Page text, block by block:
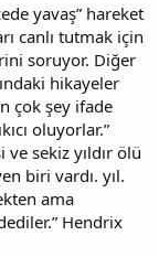
yavaş” hareket
canlı tutmak için
soruyor. Diğer
hikayeler
çok şey ifade
oluyorlar.”
sekiz yıldır ölü
biri vardı. yıl.
ama
Hendrix